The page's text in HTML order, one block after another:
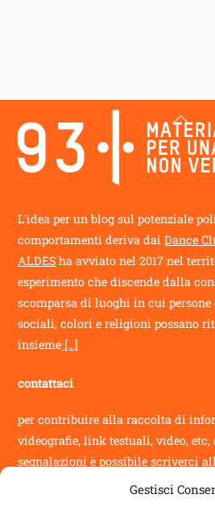
Gestisci
Back
To
Top
L'idea per un blog sul potenziale
comportamenti deriva daiDance
ALDES ha avviato nel 2017 nel
esperimento che discende dalla
scomparsa di luoghi in cui
sociali, colori e religioni possano
insieme [...]
contattaci
per contribuire alla raccolta di
videografie, link testuali, video, etc,
segnalazioniè possibile scriverci
info@novantatrepercento.it